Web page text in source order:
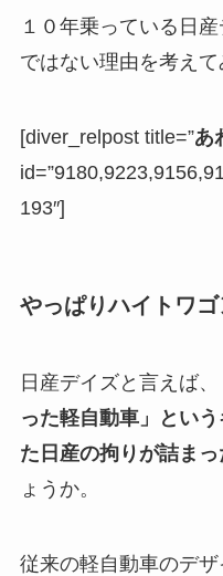
１０年乗っている日
ではない理由を考えて
[diver_relpost title=”あ
193″]
やっぱりハイトワ
日産デイズと言えば、
った軽自動車」とい
た日産の拘りが詰ま
ょうか。
従来の軽自動車のデ